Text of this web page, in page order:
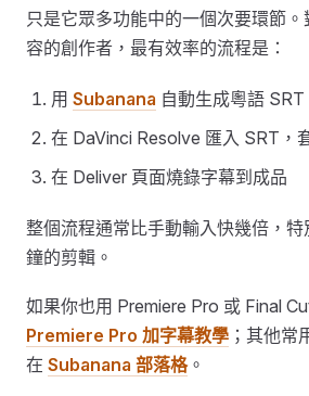
只是它眾多功能中的一個次要環節
容的創作者，最有效率的流程是：
用Subanana 自動生成粵語 SRT
在 DaVinci Resolve 匯入 SRT，
在 Deliver 頁面燒錄字幕到成品
整個流程通常比手動輸入快幾倍，
鐘的剪輯。
如果你也用 Premiere Pro 或 Final
Premiere Pro 加字幕教學 ；其他常
在 Subanana 部落格。